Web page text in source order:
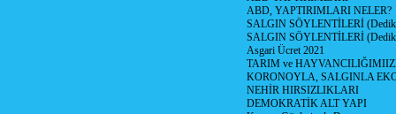
ABD, YAPTIRIMLARI NELER?
SALGIN SÖYLENTİLERİ
SALGIN SÖYLENTİLERİ
Asgari Ücret 2021
TARIM ve
KORONOYLA, SALGINLA
NEHİR HIRSIZLIKLARI
DEMOKRATİK ALT YAPI